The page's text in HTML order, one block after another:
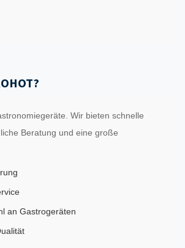
Wir bieten schnelle
Beratung und eine große
an Gastrogeräten